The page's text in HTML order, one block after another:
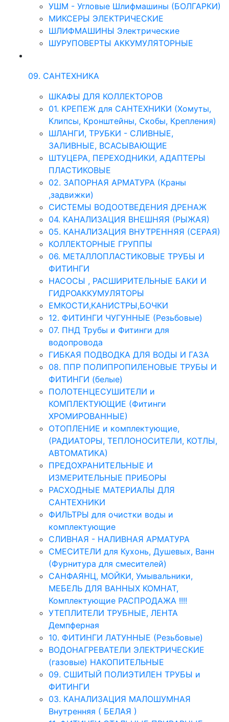
УШМ - Угловые Шлифмашины (БОЛГАРКИ)
МИКСЕРЫ ЭЛЕКТРИЧЕСКИЕ
ШЛИФМАШИНЫ Электрические
ШУРУПОВЕРТЫ АККУМУЛЯТОРНЫЕ
09. САНТЕХНИКА
ШКАФЫ ДЛЯ КОЛЛЕКТОРОВ
01. КРЕПЕЖ для САНТЕХНИКИ (Хомуты,
Клипсы, Кронштейны, Скобы, Крепления)
ШЛАНГИ, ТРУБКИ - СЛИВНЫЕ,
ЗАЛИВНЫЕ, ВСАСЫВАЮЩИЕ
ШТУЦЕРА, ПЕРЕХОДНИКИ, АДАПТЕРЫ
ПЛАСТИКОВЫЕ
02. ЗАПОРНАЯ АРМАТУРА (Краны
,задвижки)
СИСТЕМЫ ВОДООТВЕДЕНИЯ ДРЕНАЖ
04. КАНАЛИЗАЦИЯ ВНЕШНЯЯ (РЫЖАЯ)
05. КАНАЛИЗАЦИЯ ВНУТРЕННЯЯ (СЕРАЯ)
КОЛЛЕКТОРНЫЕ ГРУППЫ
06. МЕТАЛЛОПЛАСТИКОВЫЕ ТРУБЫ И
ФИТИНГИ
НАСОСЫ , РАСШИРИТЕЛЬНЫЕ БАКИ И
ГИДРОАККУМУЛЯТОРЫ
ЕМКОСТИ,КАНИСТРЫ,БОЧКИ
12. ФИТИНГИ ЧУГУННЫЕ (Резьбовые)
07. ПНД Трубы и Фитинги для
водопровода
ГИБКАЯ ПОДВОДКА ДЛЯ ВОДЫ И ГАЗА
08. ППР ПОЛИПРОПИЛЕНОВЫЕ ТРУБЫ И
ФИТИНГИ (белые)
ПОЛОТЕНЦЕСУШИТЕЛИ и
КОМПЛЕКТУЮЩИЕ (Фитинги
ХРОМИРОВАННЫЕ)
ОТОПЛЕНИЕ и комплектующие,
(РАДИАТОРЫ, ТЕПЛОНОСИТЕЛИ, КОТЛЫ,
АВТОМАТИКА)
ПРЕДОХРАНИТЕЛЬНЫЕ И
ИЗМЕРИТЕЛЬНЫЕ ПРИБОРЫ
РАСХОДНЫЕ МАТЕРИАЛЫ ДЛЯ
САНТЕХНИКИ
ФИЛЬТРЫ для очистки воды и
комплектующие
СЛИВНАЯ - НАЛИВНАЯ АРМАТУРА
СМЕСИТЕЛИ для Кухонь, Душевых, Ванн
(Фурнитура для смесителей)
САНФАЯНЦ, МОЙКИ, Умывальники,
МЕБЕЛЬ ДЛЯ ВАННЫХ КОМНАТ,
Комплектующие РАСПРОДАЖА !!!!
УТЕПЛИТЕЛИ ТРУБНЫЕ, ЛЕНТА
Демпферная
10. ФИТИНГИ ЛАТУННЫЕ (Резьбовые)
ВОДОНАГРЕВАТЕЛИ ЭЛЕКТРИЧЕСКИЕ
(газовые) НАКОПИТЕЛЬНЫЕ
09. СШИТЫЙ ПОЛИЭТИЛЕН ТРУБЫ и
ФИТИНГИ
03. КАНАЛИЗАЦИЯ МАЛОШУМНАЯ
Внутренняя ( БЕЛАЯ )